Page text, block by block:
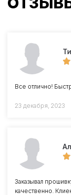
Все отлично!
23 декабря, 2023
Заказывал
качественно.